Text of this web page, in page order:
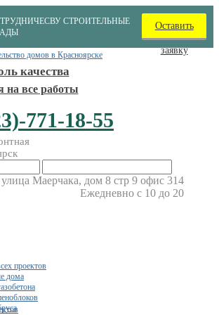
СТРОИТЕЛЬНЫЕ
Оставить
заявку
качества
на все работы
771-18-55
улица Маерчака, дом 8 стр 9 офис 314
Ежедневно с 10 до 20
проектов
дома